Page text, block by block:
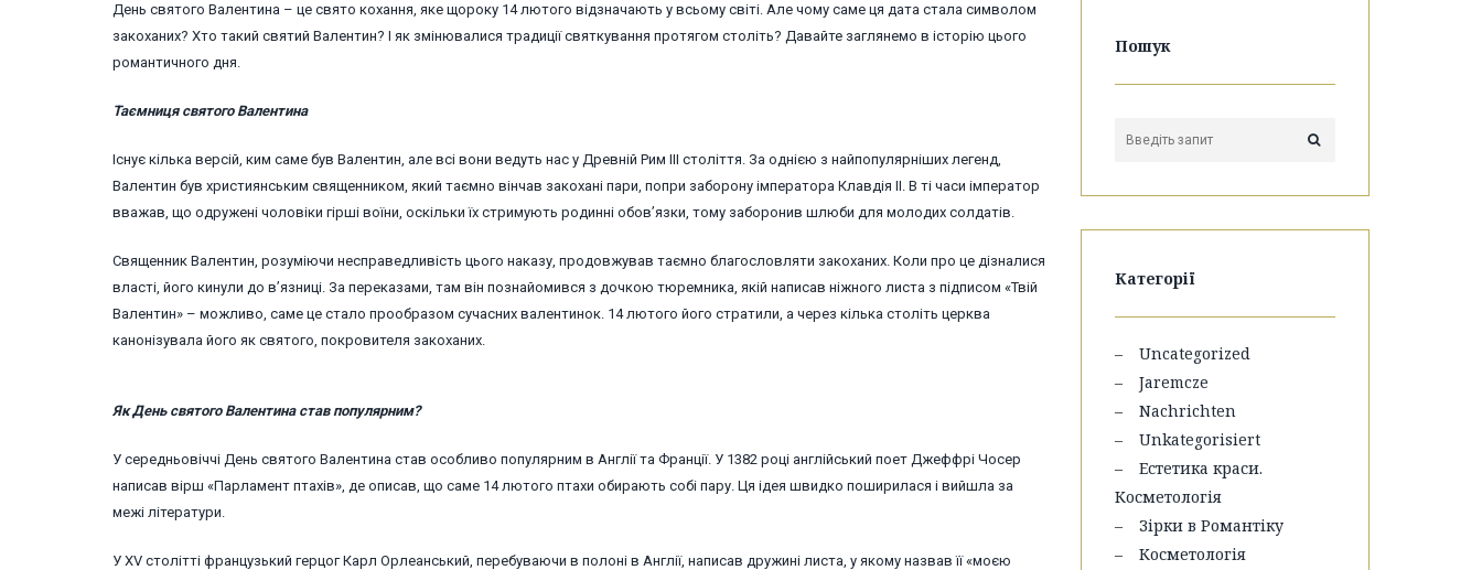
День святого Валентина – це свято кохання, яке щороку 14 лютого відзначають у всьому світі. Але чому саме ця дата стала символом
закоханих? Хто такий святий Валентин? І як змінювалися традиції святкування протягом століть? Давайте заглянемо в історію цього
романтичного дня.
Таємниця святого Валентина
Існує кілька версій, ким саме був Валентин, але всі вони ведуть нас у Древній Рим III століття. За однією з найпопулярніших легенд,
Валентин був християнським священником, який таємно вінчав закохані пари, попри заборону імператора Клавдія II. В ті часи імператор
вважав, що одружені чоловіки гірші воїни, оскільки їх стримують родинні обов’язки, тому заборонив шлюби для молодих солдатів.
Священник Валентин, розуміючи несправедливість цього наказу, продовжував таємно благословляти закоханих. Коли про це дізналися
власті, його кинули до в’язниці. За переказами, там він познайомився з дочкою тюремника, якій написав ніжного листа з підписом «Твій
Валентин» – можливо, саме це стало прообразом сучасних валентинок. 14 лютого його стратили, а через кілька століть церква
канонізувала його як святого, покровителя закоханих.
Як День святого Валентина став популярним?
У середньовіччі День святого Валентина став особливо популярним в Англії та Франції. У 1382 році англійський поет Джеффрі Чосер
написав вірш «Парламент птахів», де описав, що саме 14 лютого птахи обирають собі пару. Ця ідея швидко поширилася і вийшла за
межі літератури.
У XV столітті французький герцог Карл Орлеанський, перебуваючи в полоні в Англії, написав дружині листа, у якому назвав її «моєю
Пошук
Категорії
Uncategorized
Jaremcze
Nachrichten
Unkategorisiert
Естетика краси.
Косметологія
Зірки в Романтіку
Косметологія